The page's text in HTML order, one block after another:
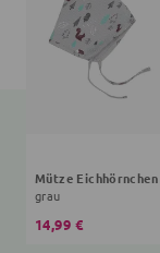
Mütze Eichhörnchen
grau
14,99 €